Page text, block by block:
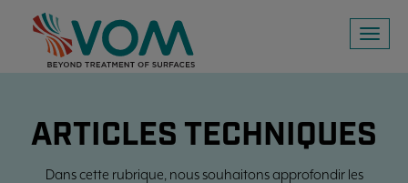
Toggle
ARTICLES TECHNIQUES
Dans cette rubrique, nous souhaitons approfondir les